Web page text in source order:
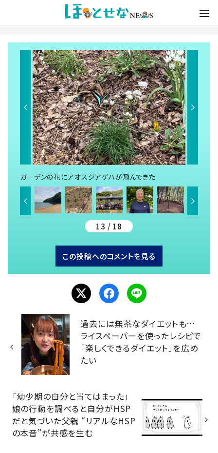
ガーデンの花にアオスジアゲハが飛んできた
13 / 18
この投稿へのコメントを見る
過去には無茶なダイエットも…
ライスペーパーを使ったレシピで
「楽しくできるダイエット」を広め
たい
「幼少期の自分と当てはまった」
娘の行動を調べると自分がHSP
だと気づいた父親 “リアルなHSP
の本音”が共感を生む